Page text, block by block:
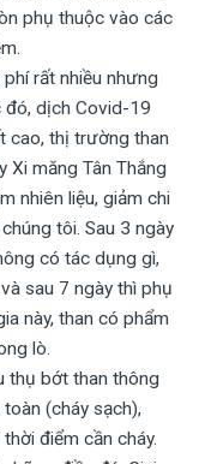
phụ thuộc vào các
rất nhiều nhưng
dịch Covid-19
cao, thị trường than
Xi măng Tân Thắng
nhiên liệu, giảm chi
tôi. Sau 3 ngày
có tác dụng gì,
sau 7 ngày thì phụ
này, than có phẩm
lò.
thụ bớt than thông
(cháy sạch),
điểm cần cháy.